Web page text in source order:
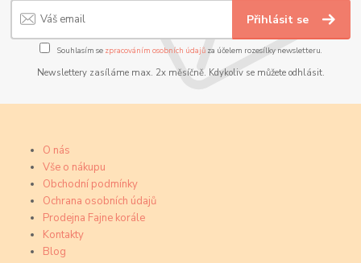
Přihlásit se
Souhlasím se zpracováním osobních údajůza účelem rozesílky newsletteru.
Newslettery zasíláme max. 2x měsíčně. Kdykoliv se můžete odhlásit.
O nás
Vše o nákupu
Obchodní podmínky
Ochrana osobních údajů
Prodejna Fajne korále
Kontakty
Blog